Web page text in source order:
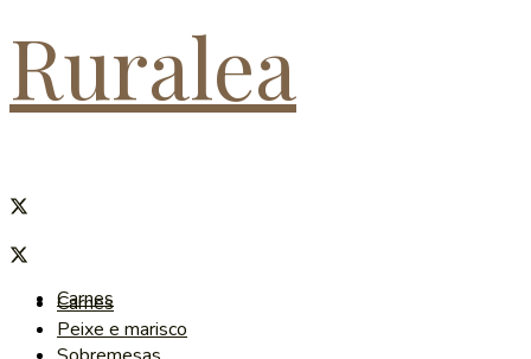
Ruralea
Carnes
Carnes
Peixe e marisco